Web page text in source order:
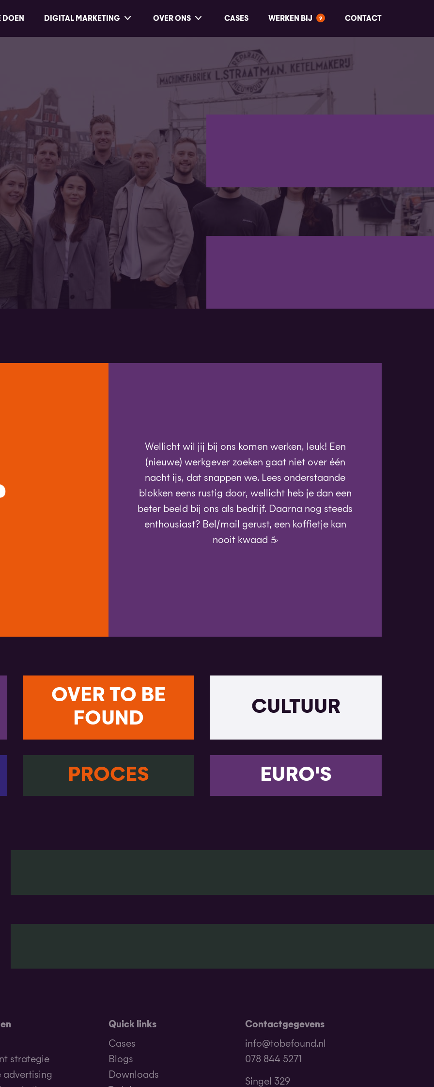
DOEN DIGITAL MARKETING OVER ONS CASES WERKEN BIJ CONTACT
Wellicht wil jij bij ons komen werken, leuk! Een
(nieuwe) werkgever zoeken gaat niet over één
nacht ijs, dat snappen we. Lees onderstaande
blokken eens rustig door, wellicht heb je dan een
beter beeld bij ons als bedrijf. Daarna nog steeds
enthousiast? Bel/mail gerust, een koffietje kan
nooit kwaad ☕
OVER TO BE
FOUND
CULTUUR
PROCES EURO'S
strategie
advertising
Quick links
Cases
Blogs
Downloads
Contactgegevens
info@tobefound.nl
078 844 5271
Singel 329